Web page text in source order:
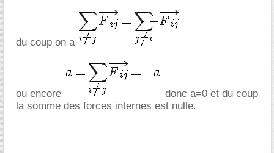
du coup on a
ou encore
donc a=0 et du coup
la somme des forces internes est nulle.